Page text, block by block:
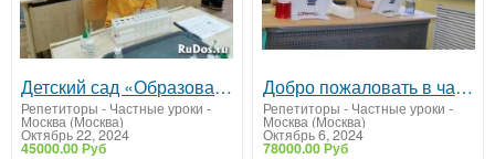
Детский сад «Образование Плюс I» в Очаково-Матвеевское. Скидка 25% до 31.10.2024
Репетиторы - Частные уроки -
Москва (Москва)
Октябрь 22, 2024
45000.00 Руб
Добро пожаловать в частную школу «Образование Плюс I»
Репетиторы - Частные уроки -
Москва (Москва)
Октябрь 6, 2024
78000.00 Руб